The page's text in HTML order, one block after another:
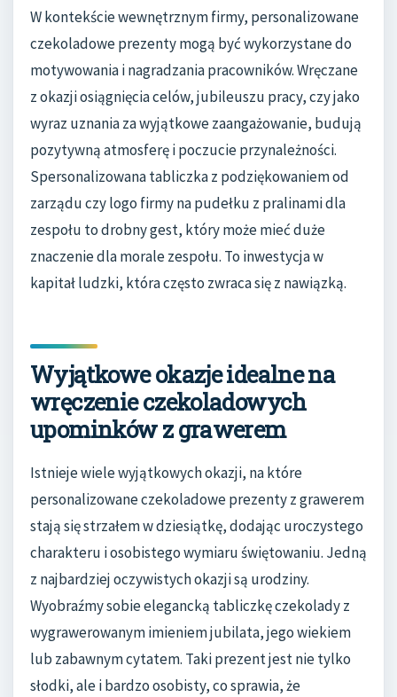
W kontekście wewnętrznym firmy, personalizowane
czekoladowe prezenty mogą być wykorzystane do
motywowania i nagradzania pracowników. Wręczane
z okazji osiągnięcia celów, jubileuszu pracy, czy jako
wyraz uznania za wyjątkowe zaangażowanie, budują
pozytywną atmosferę i poczucie przynależności.
Spersonalizowana tabliczka z podziękowaniem od
zarządu czy logo firmy na pudełku z pralinami dla
zespołu to drobny gest, który może mieć duże
znaczenie dla morale zespołu. To inwestycja w
kapitał ludzki, która często zwraca się z nawiązką.
Wyjątkowe okazje idealne na
wręczenie czekoladowych
upominków z grawerem
Istnieje wiele wyjątkowych okazji, na które
personalizowane czekoladowe prezenty z grawerem
stają się strzałem w dziesiątkę, dodając uroczystego
charakteru i osobistego wymiaru świętowaniu. Jedną
z najbardziej oczywistych okazji są urodziny.
Wyobraźmy sobie elegancką tabliczkę czekolady z
wygrawerowanym imieniem jubilata, jego wiekiem
lub zabawnym cytatem. Taki prezent jest nie tylko
słodki, ale i bardzo osobisty, co sprawia, że